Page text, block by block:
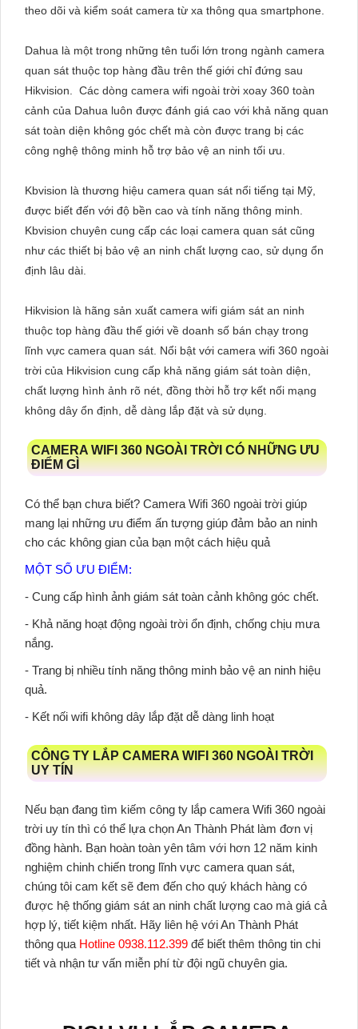
theo dõi và kiểm soát camera từ xa thông qua smartphone.
Dahua là một trong những tên tuổi lớn trong ngành camera
quan sát thuộc top hàng đầu trên thế giới chỉ đứng sau
Hikvision. Các dòng camera wifi ngoài trời xoay 360 toàn
cảnh của Dahua luôn được đánh giá cao với khả năng quan
sát toàn diện không góc chết mà còn được trang bị các
công nghệ thông minh hỗ trợ bảo vệ an ninh tối ưu.
Kbvision là thương hiệu camera quan sát nổi tiếng tại Mỹ,
được biết đến với độ bền cao và tính năng thông minh.
Kbvision chuyên cung cấp các loại camera quan sát cũng
như các thiết bị bảo vệ an ninh chất lượng cao, sử dụng ổn
định lâu dài.
Hikvision là hãng sản xuất camera wifi giám sát an ninh
thuộc top hàng đầu thế giới về doanh số bán chạy trong
lĩnh vực camera quan sát. Nổi bật với camera wifi 360 ngoài
trời của Hikvision cung cấp khả năng giám sát toàn diện,
chất lượng hình ảnh rõ nét, đồng thời hỗ trợ kết nối mạng
không dây ổn định, dễ dàng lắp đặt và sử dụng.
CAMERA WIFI 360 NGOÀI TRỜI CÓ NHỮNG ƯU
ĐIỂM GÌ
Có thể bạn chưa biết? Camera Wifi 360 ngoài trời giúp
mang lại những ưu điểm ấn tượng giúp đảm bảo an ninh
cho các không gian của bạn một cách hiệu quả
MỘT SỐ ƯU ĐIỂM:
- Cung cấp hình ảnh giám sát toàn cảnh không góc chết.
- Khả năng hoạt động ngoài trời ổn định, chống chịu mưa
nắng.
- Trang bị nhiều tính năng thông minh bảo vệ an ninh hiệu
quả.
- Kết nối wifi không dây lắp đặt dễ dàng linh hoạt
CÔNG TY LẮP CAMERA WIFI 360 NGOÀI TRỜI
UY TÍN
Nếu bạn đang tìm kiếm công ty lắp camera Wifi 360 ngoài
trời uy tín thì có thể lựa chọn An Thành Phát làm đơn vị
đồng hành. Bạn hoàn toàn yên tâm với hơn 12 năm kinh
nghiệm chinh chiến trong lĩnh vực camera quan sát,
chúng tôi cam kết sẽ đem đến cho quý khách hàng có
được hệ thống giám sát an ninh chất lượng cao mà giá cả
hợp lý, tiết kiệm nhất. Hãy liên hệ với An Thành Phát
thông qua Hotline 0938.112.399 để biết thêm thông tin chi
tiết và nhận tư vấn miễn phí từ đội ngũ chuyên gia.